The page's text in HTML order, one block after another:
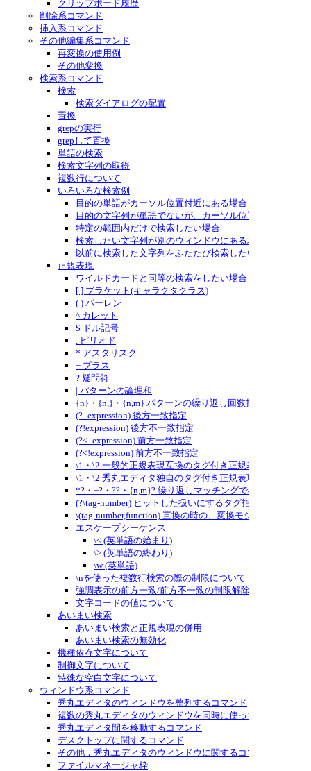
クリップボード履歴
削除系コマンド
挿入系コマンド
その他編集系コマンド
再変換の使用例
その他変換
検索系コマンド
検索
検索ダイアログの配置
置換
grepの実行
grepして置換
単語の検索
検索文字列の取得
複数行について
いろいろな検索例
目的の単語がカーソル位置付近にある場合
目的の文字列が単語でないが、カーソル位置付近にある
特定の範囲内だけで検索したい場合
検索したい文字列が別のウィンドウにある場合
以前に検索した文字列をふたたび検索したい場合
正規表現
ワイルドカードと同等の検索をしたい場合
[ ] ブラケット(キャラクタクラス)
( ) パーレン
^ カレット
$ ドル記号
. ピリオド
* アスタリスク
+ プラス
? 疑問符
| パターンの論理和
{n}・{n,}・{n,m} パターンの繰り返し回数指定
(?=expression) 後方一致指定
(?!expression) 後方不一致指定
(?<=expression) 前方一致指定
(?<!expression) 前方不一致指定
\1・\2 一般的正規表現互換のタグ付き正規表現
\1・\2 秀丸エディタ独自のタグ付き正規表現
*?・+?・??・{n,m}? 繰り返しマッチングでのものぐさ指定
(?\tag-number) ヒットした扱いにするタグ指定
\(tag-number,function) 置換の時の、変換モジュールによる
エスケープシーケンス
\< (英単語の始まり)
\> (英単語の終わり)
\w (英単語)
\nを使った複数行検索の際の制限について
強調表示の前方一致/前方不一致の制限解除
文字コードの値について
あいまい検索
あいまい検索と正規表現の併用
あいまい検索の無効化
機種依存文字について
制御文字について
特殊な空白文字について
ウィンドウ系コマンド
秀丸エディタのウィンドウを整列するコマンド
複数の秀丸エディタのウィンドウを同時に使って作業するた
秀丸エディタ間を移動するコマンド
デスクトップに関するコマンド
その他，秀丸エディタのウィンドウに関するコマンド
ファイルマネージャ枠